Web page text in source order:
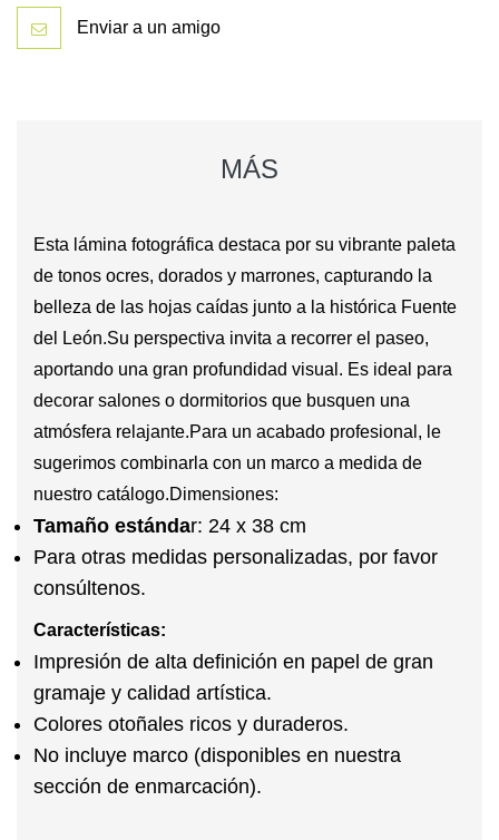
Enviar a un amigo
MÁS
Esta lámina fotográfica destaca por su vibrante paleta
de tonos ocres, dorados y marrones, capturando la
belleza de las hojas caídas junto a la histórica Fuente
del León.Su perspectiva invita a recorrer el paseo,
aportando una gran profundidad visual. Es ideal para
decorar salones o dormitorios que busquen una
atmósfera relajante.Para un acabado profesional, le
sugerimos combinarla con un marco a medida de
nuestro catálogo.Dimensiones:
Tamaño estándar: 24 x 38 cm
Para otras medidas personalizadas, por favor
consúltenos.
Características:
Impresión de alta definición en papel de gran
gramaje y calidad artística.
Colores otoñales ricos y duraderos.
No incluye marco (disponibles en nuestra
sección de enmarcación).